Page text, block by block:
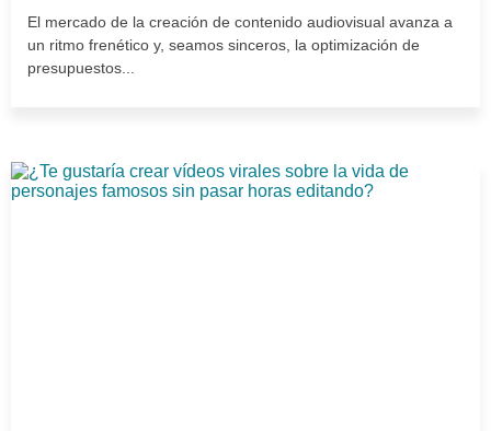
El mercado de la creación de contenido audiovisual avanza a
un ritmo frenético y, seamos sinceros, la optimización de
presupuestos...